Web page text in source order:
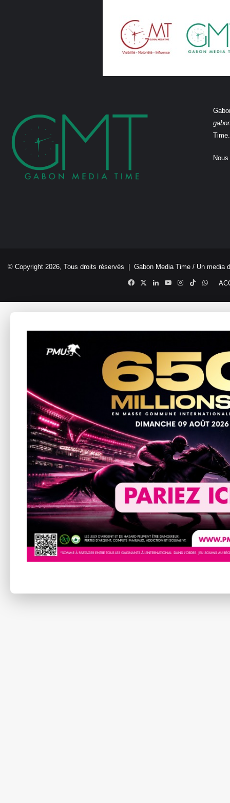
Time.
© Copyright 2026, Tous droits réservés | Gabon Media Time / Un media
Facebook
X LinkedinYouTubeInstagram
TikTok